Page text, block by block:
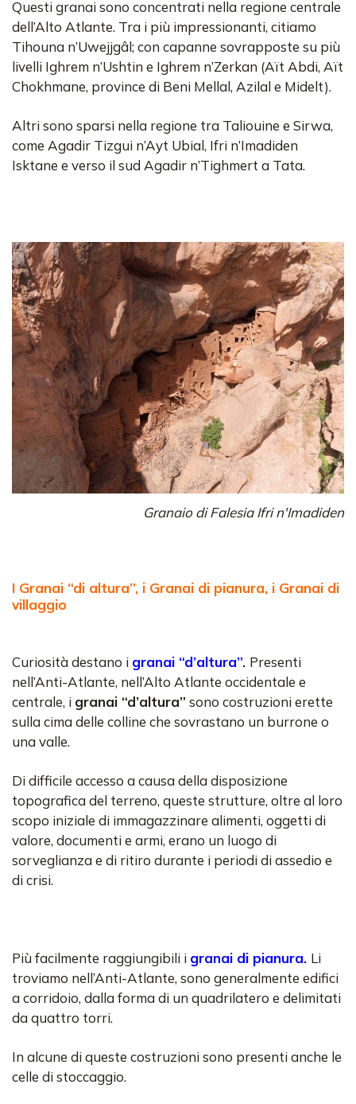
Questi granai sono concentrati nella regione centrale
dell’Alto Atlante. Tra i più impressionanti, citiamo
Tihouna n’Uwejjgâl; con capanne sovrapposte su più
livelli Ighrem n’Ushtin e Ighrem n’Zerkan (Aït Abdi, Aït
Chokhmane, province di Beni Mellal, Azilal e Midelt).
Altri sono sparsi nella regione tra Taliouine e Sirwa,
come Agadir Tizgui n’Ayt Ubial, Ifri n’Imadiden
Isktane e verso il sud Agadir n’Tighmert a Tata.
Granaio di Falesia Ifri n'Imadiden
I Granai “di altura”, i Granai di pianura, i Granai di
villaggio
Curiosità destano i granai “d’altura”. Presenti
nell’Anti-Atlante, nell’Alto Atlante occidentale e
centrale, i granai “d’altura” sono costruzioni erette
sulla cima delle colline che sovrastano un burrone o
una valle.
Di difficile accesso a causa della disposizione
topografica del terreno, queste strutture, oltre al loro
scopo iniziale di immagazzinare alimenti, oggetti di
valore, documenti e armi, erano un luogo di
sorveglianza e di ritiro durante i periodi di assedio e
di crisi.
Più facilmente raggiungibili i granai di pianura. Li
troviamo nell’Anti-Atlante, sono generalmente edifici
a corridoio, dalla forma di un quadrilatero e delimitati
da quattro torri.
In alcune di queste costruzioni sono presenti anche le
celle di stoccaggio.